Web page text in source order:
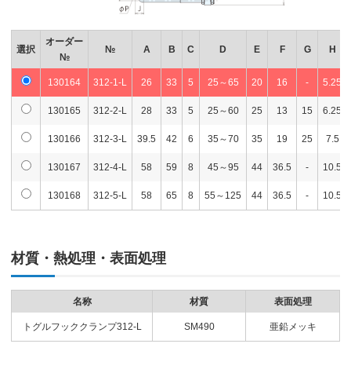
選択
オーダー
№
№ A B C D E F G H
130164 312-1-L 26 33 5 25～65 20 16 - 5.25
130165 312-2-L 28 33 5 25～60 25 13 15 6.25
130166 312-3-L 39.5 42 6 35～70 35 19 25 7.5
130167 312-4-L 58 59 8 45～95 44 36.5 - 10.5
130168 312-5-L 58 65 8 55～125 44 36.5 - 10.5
材質・熱処理・表面処理
名称 材質 表面処理
トグルフッククランプ312-L SM490 亜鉛メッキ